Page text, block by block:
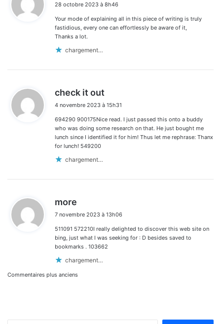
t
:
28 octobre 2023 à 8h46
Your mode of explaining all in this piece of writing is truly
fastidious, every one can effortlessly be aware of it,
Thanks a lot.
chargement…
check it out
t
:
4 novembre 2023 à 15h31
694290 900175Nice read. I just passed this onto a buddy
who was doing some research on that. He just bought me
lunch since I identified it for him! Thus let me rephrase: Thanx
for lunch! 549200
chargement…
more
t
:
7 novembre 2023 à 13h06
511091 572210I really delighted to discover this web site on
bing, just what I was seeking for : D besides saved to
bookmarks . 103662
chargement…
Navigation
Commentaires plus anciens